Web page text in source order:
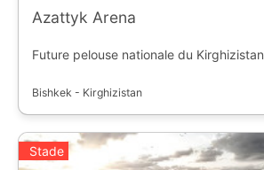
Azattyk Arena
Future pelouse nationale du Kirghizistan
Bishkek - Kirghizistan
Stade